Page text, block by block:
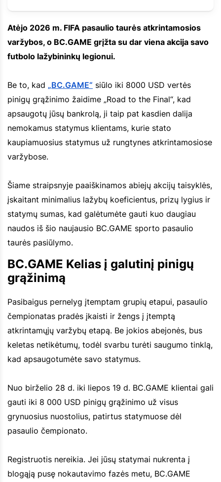
Atėjo 2026 m. FIFA pasaulio taurės atkrintamosios
varžybos, o BC.GAME grįžta su dar viena akcija savo
futbolo lažybininkų legionui.
Be to, kad „BC.GAME“ siūlo iki 8000 USD vertės
pinigų grąžinimo žaidime „Road to the Final“, kad
apsaugotų jūsų bankrolą, ji taip pat kasdien dalija
nemokamus statymus klientams, kurie stato
kaupiamuosius statymus už rungtynes atkrintamosiose
varžybose.
Šiame straipsnyje paaiškinamos abiejų akcijų taisyklės,
įskaitant minimalius lažybų koeficientus, prizų lygius ir
statymų sumas, kad galėtumėte gauti kuo daugiau
naudos iš šio naujausio BC.GAME sporto pasaulio
taurės pasiūlymo.
BC.GAME Kelias į galutinį pinigų
grąžinimą
Pasibaigus pernelyg įtemptam grupių etapui, pasaulio
čempionatas pradės įkaisti ir žengs į įtemptą
atkrintamųjų varžybų etapą. Be jokios abejonės, bus
keletas netikėtumų, todėl svarbu turėti saugumo tinklą,
kad apsaugotumėte savo statymus.
Nuo birželio 28 d. iki liepos 19 d. BC.GAME klientai gali
gauti iki 8 000 USD pinigų grąžinimo už visus
grynuosius nuostolius, patirtus statymuose dėl
pasaulio čempionato.
Registruotis nereikia. Jei jūsų statymai nukrenta į
blogąją pusę nokautavimo fazės metu, BC.GAME